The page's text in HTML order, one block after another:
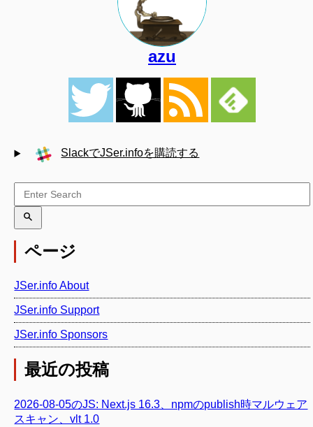
azu
SlackでJSer.infoを購読する
ページ
JSer.info About
JSer.info Support
JSer.info Sponsors
最近の投稿
2026-08-05のJS: Next.js 16.3、npmのpublish時マルウェア
スキャン、vlt 1.0